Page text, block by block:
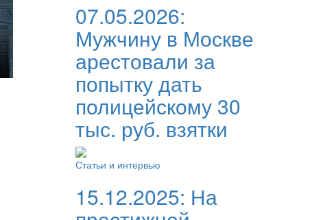
07.05.2026:
Мужчину в Москве
арестовали за
попытку дать
полицейскому 30
тыс. руб. взятки
Статьи и интервью
15.12.2025: На